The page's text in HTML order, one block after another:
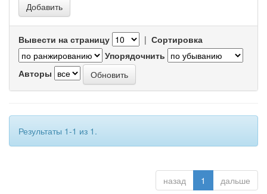
Вывести на страницу | Сортировка
Упорядочнить
Авторы
Результаты 1-1 из 1.
назад 1 дальше